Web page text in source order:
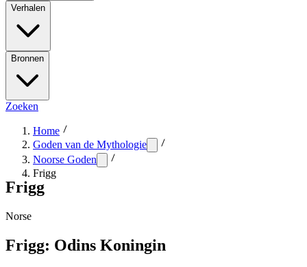
Verhalen
Bronnen
Zoeken
Home
Goden van de Mythologie
Noorse Goden
Frigg
Frigg
Norse
Frigg: Odins Koningin